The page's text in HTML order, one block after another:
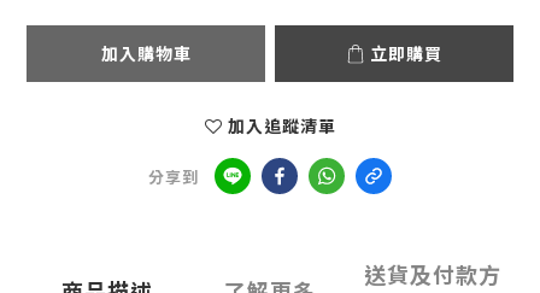
加入購物車 立即購買
加入追蹤清單
分享到
送貨及付款方